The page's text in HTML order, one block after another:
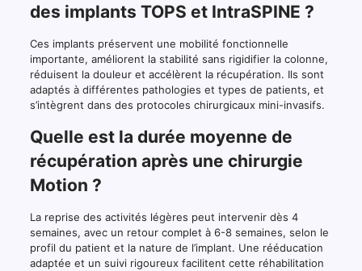
des implants TOPS et IntraSPINE ?
Ces implants préservent une mobilité fonctionnelle
importante, améliorent la stabilité sans rigidifier la colonne,
réduisent la douleur et accélèrent la récupération. Ils sont
adaptés à différentes pathologies et types de patients, et
s’intègrent dans des protocoles chirurgicaux mini-invasifs.
Quelle est la durée moyenne de
récupération après une chirurgie
Motion ?
La reprise des activités légères peut intervenir dès 4
semaines, avec un retour complet à 6-8 semaines, selon le
profil du patient et la nature de l’implant. Une rééducation
adaptée et un suivi rigoureux facilitent cette réhabilitation